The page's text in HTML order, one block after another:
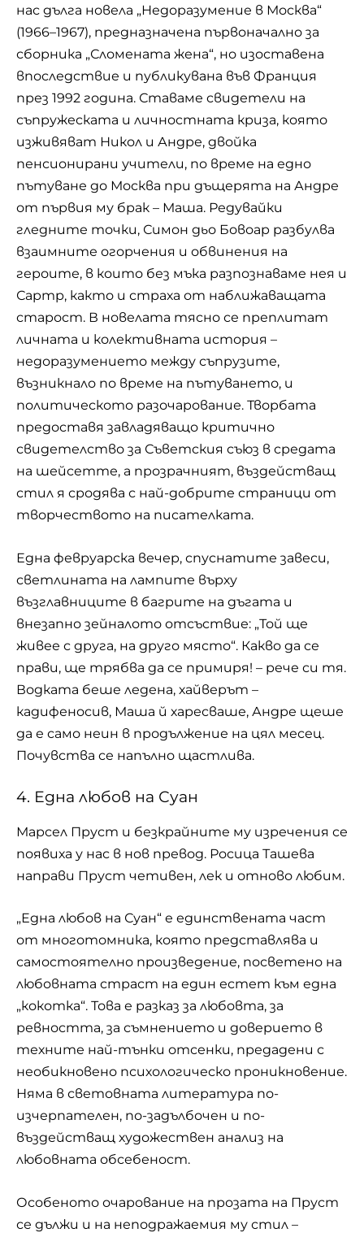
нас дълга новела „Недоразумение в Москва“
(1966–1967), предназначена първоначално за
сборника „Сломената жена“, но изоставена
впоследствие и публикувана във Франция
през 1992 година. Ставаме свидетели на
съпружеската и личностната криза, която
изживяват Никол и Андре, двойка
пенсионирани учители, по време на едно
пътуване до Москва при дъщерята на Андре
от първия му брак – Маша. Редувайки
гледните точки, Симон дьо Бовоар разбулва
взаимните огорчения и обвинения на
героите, в които без мъка разпознаваме нея и
Сартр, както и страха от наближаващата
старост. В новелата тясно се преплитат
личната и колективната история –
недоразумението между съпрузите,
възникнало по време на пътуването, и
политическото разочарование. Творбата
предоставя завладяващо критично
свидетелство за Съветския съюз в средата
на шейсетте, а прозрачният, въздействащ
стил я сродява с най-добрите страници от
творчеството на писателката.
Една февруарска вечер, спуснатите завеси,
светлината на лампите върху
възглавниците в багрите на дъгата и
внезапно зейналото отсъствие: „Той ще
живее с друга, на друго място“. Какво да се
прави, ще трябва да се примиря! – рече си тя.
Водката беше ледена, хайверът –
кадифеносив, Маша й харесваше, Андре щеше
да е само неин в продължение на цял месец.
Почувства се напълно щастлива.
4. Една любов на Суан
Марсел Пруст и безкрайните му изречения се
появиха у нас в нов превод. Росица Ташева
направи Пруст четивен, лек и отново любим.
„Една любов на Суан“ е единствената част
от многотомника, която представлява и
самостоятелно произведение, посветено на
любовната страст на един естет към една
„кокотка“. Това е разказ за любовта, за
ревността, за съмнението и доверието в
техните най-тънки отсенки, предадени с
необикновено психологическо проникновение.
Няма в световната литература по-
изчерпателен, по-задълбочен и по-
въздействащ художествен анализ на
любовната обсебеност.
Особеното очарование на прозата на Пруст
се дължи и на неподражаемия му стил –